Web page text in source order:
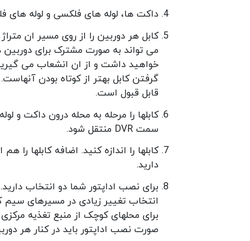
داکت ها، لوله های فلکسی و لوله های
می تواند به صورت مشترک برای
خواهید داشت و از ان انشعاب می
قابل قبول است.
کابلها را مرحله به محله درون داکت و
سمت DVR منتقل شود.
دارید.
برای نصب اداپتور شما دو انتخاب
انتخاب تغییر زیادی در مسیرهای سیم
برای محلهای کوچک از منبع تغذیه مرکزی
صورت نصب اداپتور باید در کنار هر